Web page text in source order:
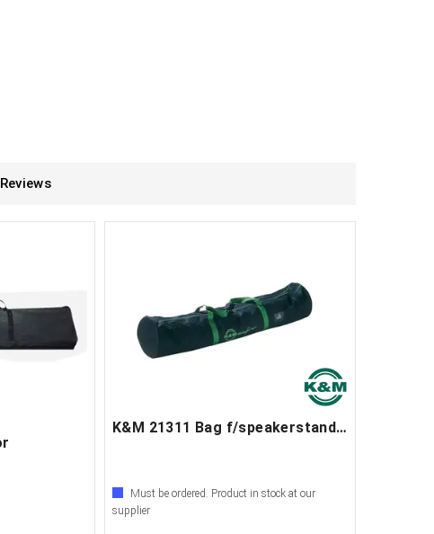
Reviews
K&M 21311 Bag f/speakerstands 120cm
Must be ordered. Product in stock at our
supplier